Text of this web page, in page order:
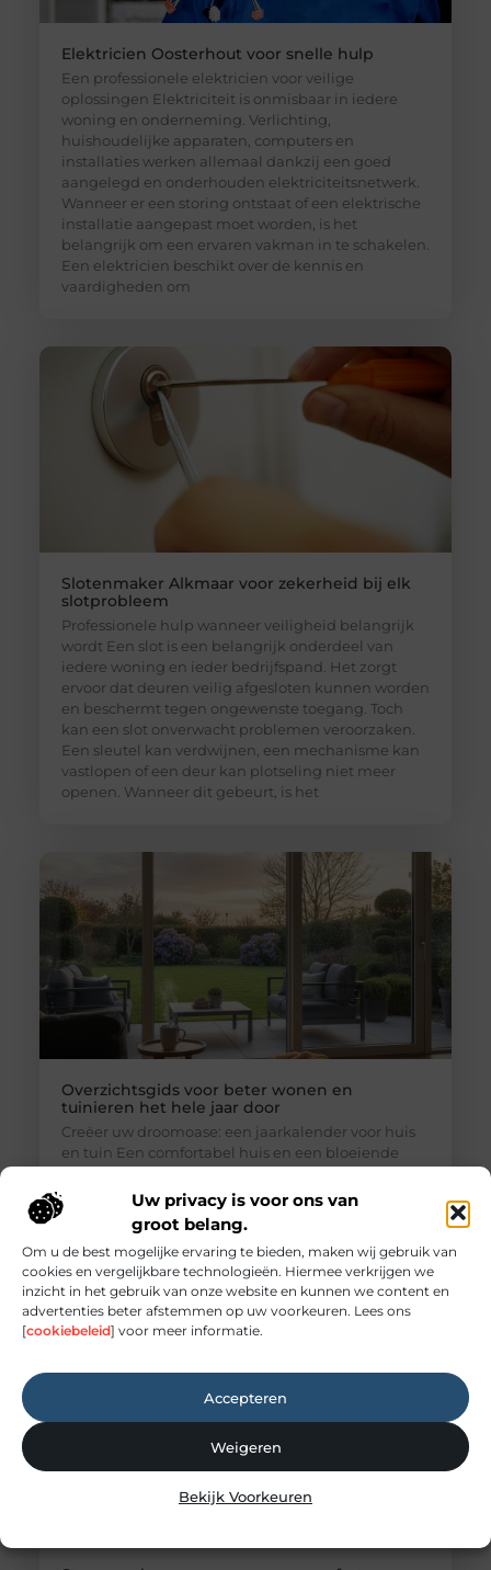
Uw privacy is voor ons van
groot belang.
Om u de best mogelijke ervaring te bieden, maken wij gebruik van
cookies en vergelijkbare technologieën. Hiermee verkrijgen we
inzicht in het gebruik van onze website en kunnen we content en
advertenties beter afstemmen op uw voorkeuren. Lees ons
[cookiebeleid] voor meer informatie.
Accepteren
Weigeren
Bekijk Voorkeuren
Elektricien Oosterhout voor snelle hulp
Een professionele elektricien voor veilige
oplossingen Elektriciteit is onmisbaar in iedere
woning en onderneming. Verlichting,
huishoudelijke apparaten, computers en
installaties werken allemaal dankzij een goed
aangelegd en onderhouden elektriciteitsnetwerk.
Wanneer er een storing ontstaat of een elektrische
installatie aangepast moet worden, is het
belangrijk om een ervaren vakman in te schakelen.
Een elektricien beschikt over de kennis en
vaardigheden om
Slotenmaker Alkmaar voor zekerheid bij elk
slotprobleem
Professionele hulp wanneer veiligheid belangrijk
wordt Een slot is een belangrijk onderdeel van
iedere woning en ieder bedrijfspand. Het zorgt
ervoor dat deuren veilig afgesloten kunnen worden
en beschermt tegen ongewenste toegang. Toch
kan een slot onverwacht problemen veroorzaken.
Een sleutel kan verdwijnen, een mechanisme kan
vastlopen of een deur kan plotseling niet meer
openen. Wanneer dit gebeurt, is het
Overzichtsgids voor beter wonen en
tuinieren het hele jaar door
Creëer uw droomoase: een jaarkalender voor huis
en tuin Een comfortabel huis en een bloeiende
tuin zijn voor velen de ultieme droom. Het is de
plek waar u tot rust komt, geniet met vrienden en
familie, en uzelf kunt zijn. Maar het onderhouden
van deze persoonlijke oase kan soms
overweldigend voelen. Waar begint u? De sleutel
tot succes is niet